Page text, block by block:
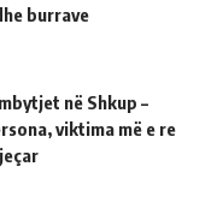
burrave
në Shkup –
viktima më e re